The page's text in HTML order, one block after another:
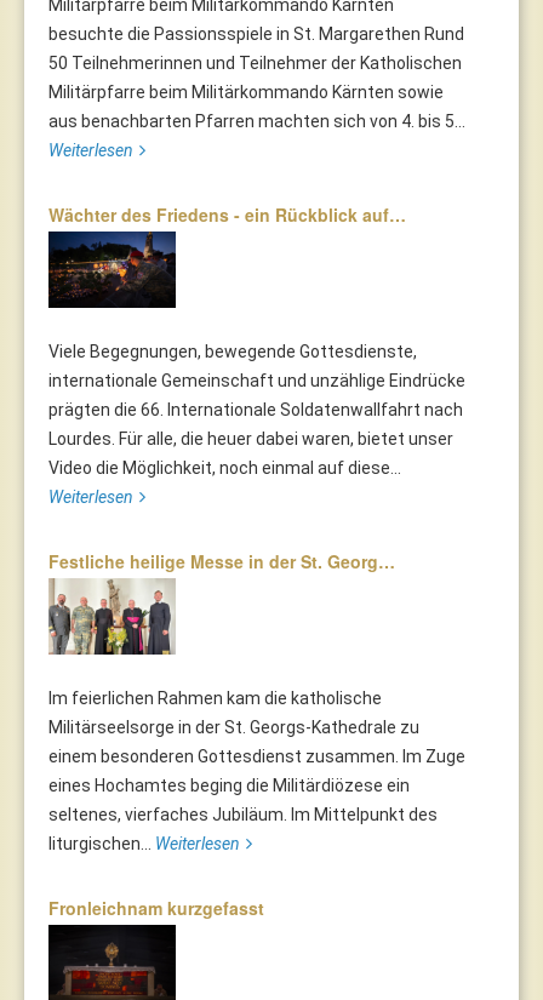
Militärpfarre beim Militärkommando Kärnten
besuchte die Passionsspiele in St. Margarethen Rund
50 Teilnehmerinnen und Teilnehmer der Katholischen
Militärpfarre beim Militärkommando Kärnten sowie
aus benachbarten Pfarren machten sich von 4. bis 5...
Weiterlesen
Wächter des Friedens - ein Rückblick auf…
Viele Begegnungen, bewegende Gottesdienste,
internationale Gemeinschaft und unzählige Eindrücke
prägten die 66. Internationale Soldatenwallfahrt nach
Lourdes. Für alle, die heuer dabei waren, bietet unser
Video die Möglichkeit, noch einmal auf diese...
Weiterlesen
Festliche heilige Messe in der St. Georg…
Im feierlichen Rahmen kam die katholische
Militärseelsorge in der St. Georgs-Kathedrale zu
einem besonderen Gottesdienst zusammen. Im Zuge
eines Hochamtes beging die Militärdiözese ein
seltenes, vierfaches Jubiläum. Im Mittelpunkt des
liturgischen... Weiterlesen
Fronleichnam kurzgefasst